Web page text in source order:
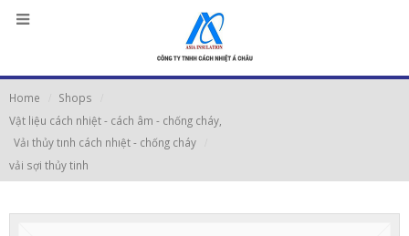
Home
Shops
Vật liệu cách nhiệt - cách âm - chống cháy
Vảı thủy tınh cách nhıệt - chống cháy
vải sợi thủy tinh